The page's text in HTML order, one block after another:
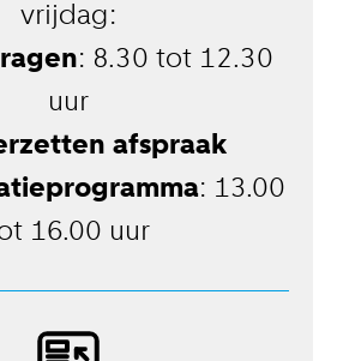
vrijdag:
: 8.30 tot 12.30
uur
afspraak
: 13.00
16.00 uur